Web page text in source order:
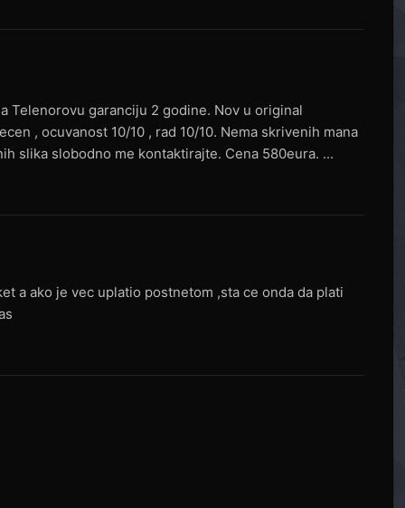
Telenorovu garanciju 2 godine. Nov u original
, ocuvanost 10/10 , rad 10/10. Nema skrivenih mana
slika slobodno me kontaktirajte. Cena 580eura. ...
a ako je vec uplatio postnetom ,sta ce onda da plati